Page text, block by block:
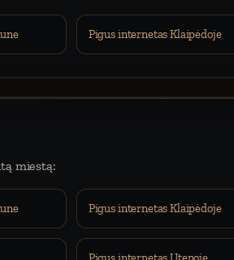
Pigus internetas Klaipėdoje
miestą:
Pigus internetas Klaipėdoje